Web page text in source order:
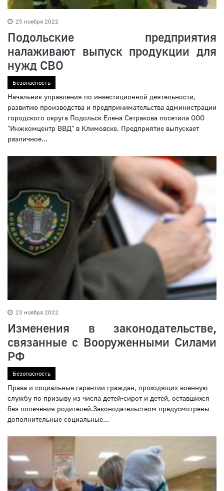
25 ноября 2022
Подольские предприятия
налаживают выпуск продукции для
нужд СВО
Безопасность
Начальник управления по инвестиционной деятельности,
развитию производства и предпринимательства администрации
городского округа Подольск Елена Сетракова посетила ООО
"Инжкомцентр ВВД" в Климовске. Предприятие выпускает
различное...
23 ноября 2022
Изменения в законодательстве,
связанные с Вооруженными Силами
РФ
Безопасность
Права и социальные гарантии граждан, проходящих военную
службу по призыву из числа детей-сирот и детей, оставшихся
без попечения родителей.Законодательством предусмотрены
дополнительные социальные...